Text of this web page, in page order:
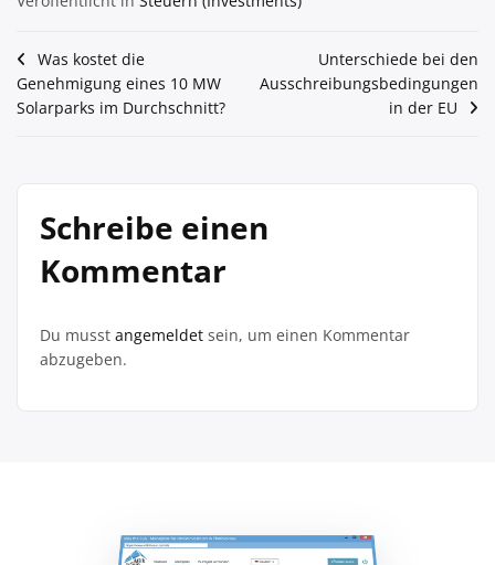
Beitragsnavigation
Was kostet die
Genehmigung eines 10 MW
Solarparks im Durchschnitt?
Unterschiede bei den
Ausschreibungsbedingungen
in der EU
Schreibe einen
Kommentar
Du musst angemeldet sein, um einen Kommentar
abzugeben.